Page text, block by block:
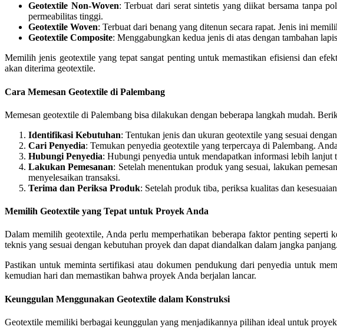
Geotextile Non-Woven: Terbuat dari serat sintetis yang diikat bersama tanpa
permeabilitas tinggi.
Geotextile Woven: Terbuat dari benang yang ditenun secara rapat. Jenis ini
Geotextile Composite: Menggabungkan kedua jenis di atas dengan tambahan
Memilih jenis geotextile yang tepat sangat penting untuk memastikan efisiensi dan
akan diterima geotextile.
Cara Memesan Geotextile di Palembang
Memesan geotextile di Palembang bisa dilakukan dengan beberapa langkah mudah.
Identifikasi Kebutuhan: Tentukan jenis dan ukuran geotextile yang sesuai
Cari Penyedia: Temukan penyedia geotextile yang terpercaya di Palembang.
Hubungi Penyedia: Hubungi penyedia untuk mendapatkan informasi lebih lanjut
Lakukan Pemesanan: Setelah menentukan produk yang sesuai, lakukan
menyelesaikan transaksi.
Terima dan Periksa Produk: Setelah produk tiba, periksa kualitas dan
Memilih Geotextile yang Tepat untuk Proyek Anda
Dalam memilih geotextile, Anda perlu memperhatikan beberapa faktor penting seperti
teknis yang sesuai dengan kebutuhan proyek dan dapat diandalkan dalam jangka panjang.
Pastikan untuk meminta sertifikasi atau dokumen pendukung dari penyedia untuk
kemudian hari dan memastikan bahwa proyek Anda berjalan lancar.
Keunggulan Menggunakan Geotextile dalam Konstruksi
Geotextile memiliki berbagai keunggulan yang menjadikannya pilihan ideal untuk